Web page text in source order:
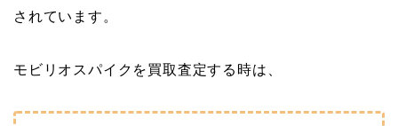
されています。
モビリオスパイクを買取査定する時は、